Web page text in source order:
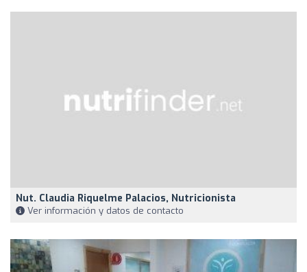
Nut. Claudia Riquelme Palacios, Nutricionista
Ver información y datos de contacto